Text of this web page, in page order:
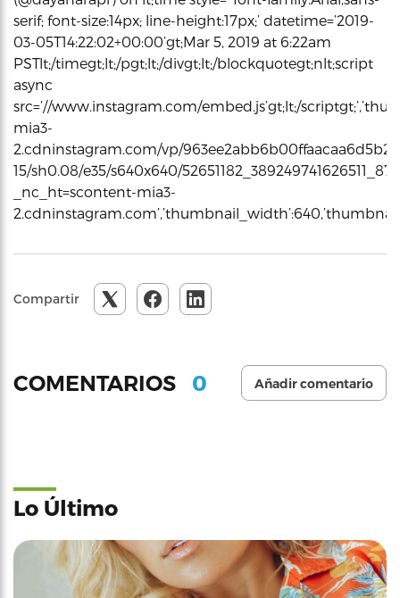
serif; font-size:14px; line-height:17px;’ datetime=’2019-
03-05T14:22:02+00:00’gt;Mar 5, 2019 at 6:22am
PSTlt;/timegt;lt;/pgt;lt;/divgt;lt;/blockquotegt;nlt;script
async
src=’//www.instagram.com/embed.js’gt;lt;/
mia3-
2.cdninstagram.com/vp/
15/sh0.08/e35/s640x640/
_nc_ht=scontent-mia3-
Compartir
COMENTARIOS 0 Añadir comentario
Lo Último